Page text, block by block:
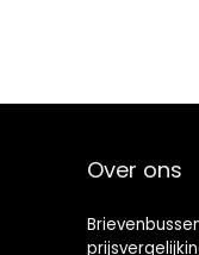
Over ons